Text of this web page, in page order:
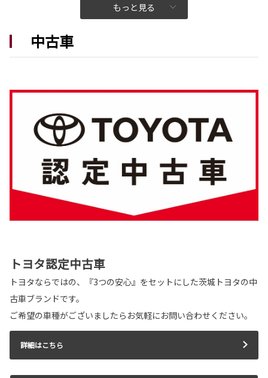
2026-05-28
新型ハイラックスは茨城トヨタから。
詳しくはこちら
2026-05-14
新型ランドクルーザー”FJ” 発表
冒険の数だけ、自分仕様に育っていく。
新型ランドクルーザー”FJ”は茨城トヨタから。
カローラ 一部改良
カローラが一部改良となりました。
カローラは茨城トヨタから。
詳しくはこちら
もっと見る
中古車
トヨタ認定中古車
トヨタならではの、『3つの安心』をセットにした茨城トヨタの中
古車ブランドです。
ご希望の車種がございましたらお気軽にお問い合わせください。
詳細はこちら